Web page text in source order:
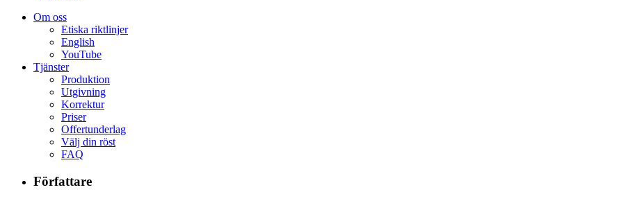
Om oss
Etiska riktlinjer
English
YouTube
Tjänster
Produktion
Utgivning
Korrektur
Priser
Offertunderlag
Välj din röst
FAQ
Författare